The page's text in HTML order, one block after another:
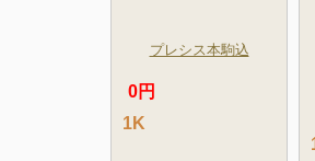
プレシス本駒込
0円
1K